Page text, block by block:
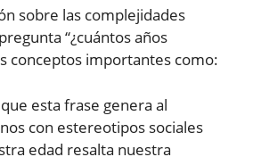
sobre las complejidades
“¿cuántos años
conceptos importantes como:
esta frase genera al
con estereotipos sociales
edad resalta nuestra